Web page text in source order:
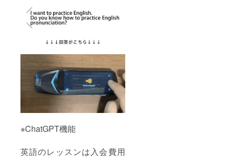
※ChatGPT機能
英語のレッスンは入会費用